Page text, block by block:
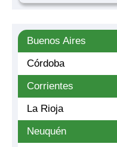
Buenos Aires
Córdoba
Corrientes
La Rioja
Neuquén